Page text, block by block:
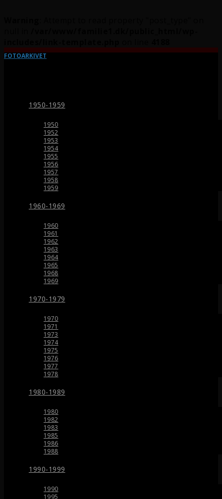
FOTOARKIVET
1950-1959
1950
1952
1953
1954
1955
1956
1957
1958
1959
1960-1969
1960
1961
1962
1963
1964
1965
1968
1969
1970-1979
1970
1971
1973
1974
1975
1976
1977
1978
1980-1989
1980
1982
1983
1985
1986
1988
1990-1999
1990
1995